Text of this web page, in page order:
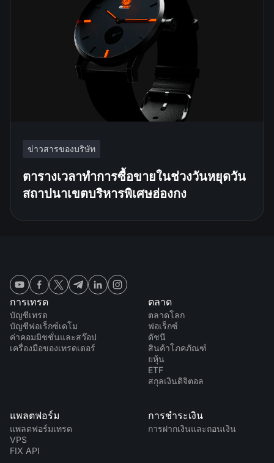
ข่าวสารของบริษัท
ตารางเวลาทำการซื้อขายในช่วงวันหยุดวัน
สถาปนาเขตบริหารพิเศษฮ่องกง
การเทรด
บัญชีเทรด
บัญชีฟอเร็กซ์เดโม
ค่าคอมมิชชั่นและสว๊อป
เครื่องมือของเทรดเดอร์
ตลาด
ตลาดโลก
ฟอเร็กซ์
ดัชนี
สินค้าโภคภัณฑ์
ยหุ้น
ETF
สกุลเงินดิจิตอล
แพลตฟอร์ม
แพลตฟอร์มเทรด
VPS
FIX API
การชำระเงิน
การฝากเงินและถอนเงิน